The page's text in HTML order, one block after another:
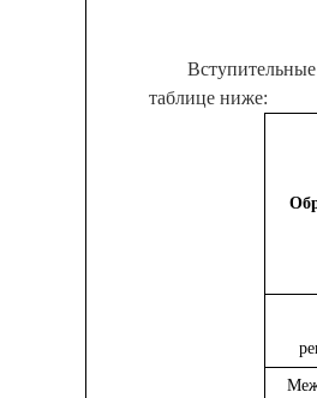
таблице ниже: